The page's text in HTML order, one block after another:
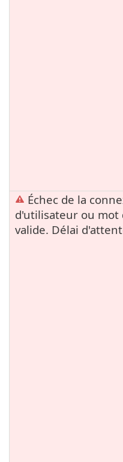
Échec de la
d'utilisateur ou mot
valide. Délai